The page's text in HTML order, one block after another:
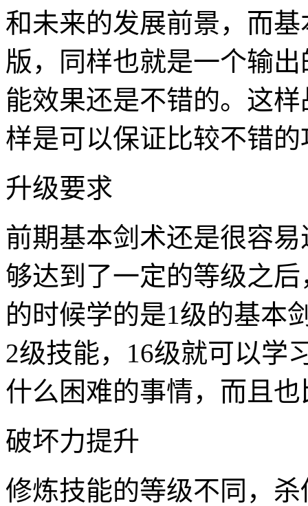
和未来的发展前景，而
版，同样也就是一个输
能效果还是不错的。这
样是可以保证比较不错
升级要求
前期基本剑术还是很容
够达到了一定的等级之
的时候学的是1级的基本
2级技能，16级就可以学
什么困难的事情，而且
破坏力提升
修炼技能的等级不同，